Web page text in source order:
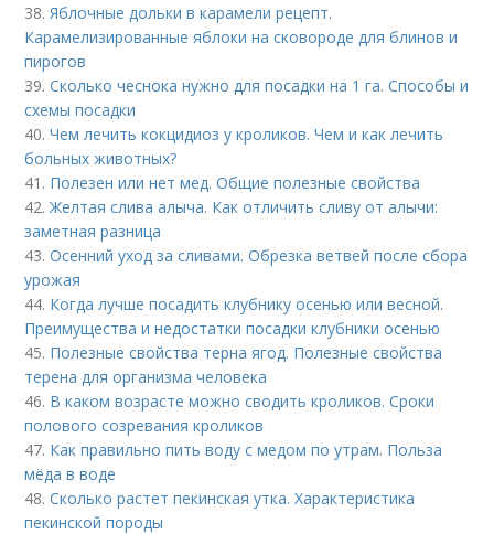
38. Яблочные дольки в карамели рецепт.
Карамелизированные яблоки на сковороде для блинов и
пирогов
39.Сколько чеснока нужно для посадки на 1 га. Способы и
схемы посадки
40.Чем лечить кокцидиоз у кроликов. Чем и как лечить
больных животных?
41. Полезен или нет мед. Общие полезные свойства
42.Желтая слива алыча. Как отличить сливу от алычи:
заметная разница
43.Осенний уход за сливами. Обрезка ветвей после сбора
урожая
44. Когда лучше посадить клубнику осенью или весной.
Преимущества и недостатки посадки клубники осенью
45. Полезные свойства терна ягод. Полезные свойства
терена для организма человека
46. В каком возрасте можно сводить кроликов. Сроки
полового созревания кроликов
47. Как правильно пить воду с медом по утрам. Польза
мёда в воде
48.Сколько растет пекинская утка. Характеристика
пекинской породы